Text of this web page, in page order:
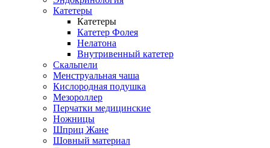
Катетеры
Катетеры
Катетер Фолея
Нелатона
Внутривенный катетер
Скальпели
Менструальная чаша
Кислородная подушка
Мезороллер
Перчатки медицинские
Ножницы
Шприц Жане
Шовный материал